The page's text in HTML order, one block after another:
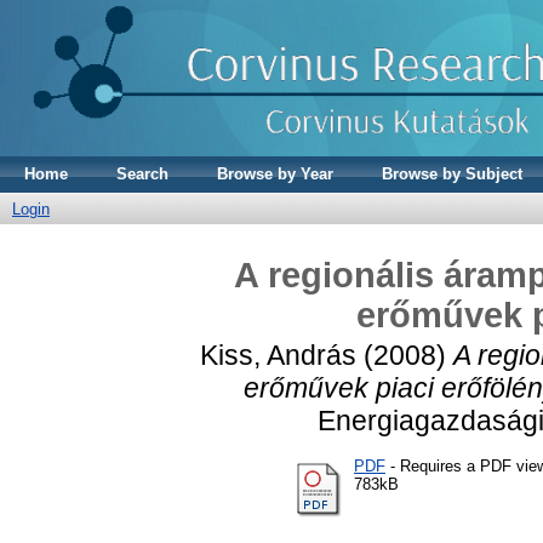
Home Search Browse by Year
Browse by Subject
Login
A regionális
erőművek
Kiss, András (2008)A
erőművek piaci
PDF - Requires a PDF
783kB